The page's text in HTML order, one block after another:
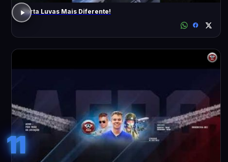
Porta Luvas Mais Diferente!
11